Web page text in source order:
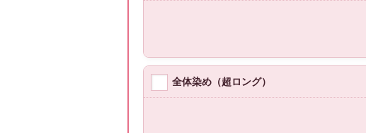
全体染め（超ロング）